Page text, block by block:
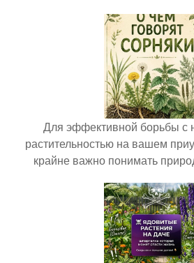
Для эффективной борьбы с
растительностью на вашем
крайне важно понимать